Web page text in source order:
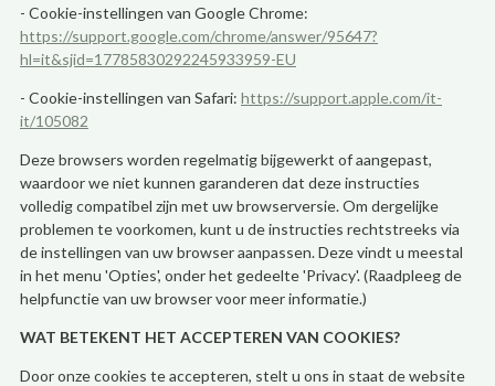
- Cookie-instellingen van Google Chrome:
https://support.google.com/chrome/answer/95647?
hl=it&sjid=17785830292245933959-EU
- Cookie-instellingen van Safari: https://support.apple.com/it-
it/105082
Deze browsers worden regelmatig bijgewerkt of aangepast,
waardoor we niet kunnen garanderen dat deze instructies
volledig compatibel zijn met uw browserversie. Om dergelijke
problemen te voorkomen, kunt u de instructies rechtstreeks via
de instellingen van uw browser aanpassen. Deze vindt u meestal
in het menu 'Opties', onder het gedeelte 'Privacy'. (Raadpleeg de
helpfunctie van uw browser voor meer informatie.)
WAT BETEKENT HET ACCEPTEREN VAN COOKIES?
Door onze cookies te accepteren, stelt u ons in staat de website